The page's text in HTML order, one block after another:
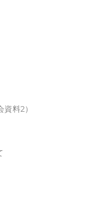
料2）